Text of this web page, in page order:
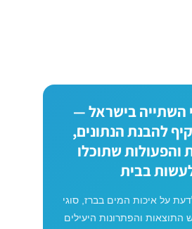
השתייה בישראל —
להבנת הנתונים,
והפעולות שתוכלו
בבית
על איכות המים בברז, סוגי
התוצאות והפתרונות היעילים